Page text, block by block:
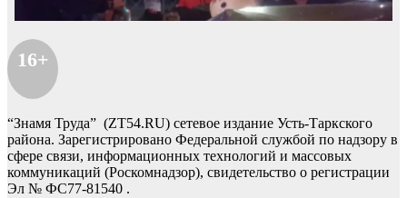
16+
“Знамя Труда” (ZT54.RU) сетевое издание Усть-Таркского
района. Зарегистрировано Федеральной службой по надзору в
сфере связи, информационных технологий и массовых
коммуникаций (Роскомнадзор), свидетельство о регистрации
Эл № ФС77-81540 .